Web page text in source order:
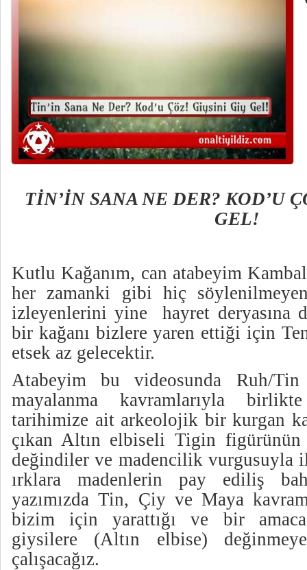
TİN’İN SANA NE DER? KOD’U
GEL!
Kutlu Kağanım, can atabeyim
her zamanki gibi hiç
izleyenlerini yine
hayret deryasına
bir kağanı bizlere yaren ettiği için
etsek az gelecektir.
Atabeyim bu videosunda Ruh/
mayalanma kavramlarıyla
tarihimize ait arkeolojik bir kurgan
çıkan Altın elbiseli Tigin figürünün
değindiler ve madencilik vurgusuyla
ırklara madenlerin pay ediliş
yazımızda Tin, Çiy ve Maya
bizim için yarattığı ve bir
giysilere (Altın elbise)
çalışacağız.